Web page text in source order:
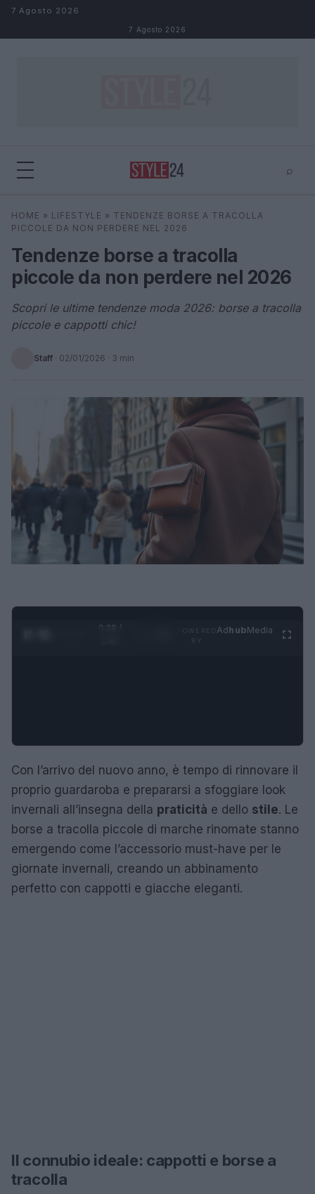
Salta al contenuto
7 Agosto 2026
7 Agosto 2026
⌕
Cerca
HOME » LIFESTYLE » TENDENZE BORSE A TRACOLLA
PICCOLE DA NON PERDERE NEL 2026
Tendenze borse a tracolla
piccole da non perdere nel 2026
Scopri le ultime tendenze moda 2026: borse a tracolla
piccole e cappotti chic!
Staff · 02/01/2026 · 3 min
0:29 /
AdhubMedia
Con l’arrivo del nuovo anno, è tempo di rinnovare il
proprio guardaroba e prepararsi a sfoggiare look
invernali all’insegna della praticità e dello stile. Le
borse a tracolla piccole di marche rinomate stanno
emergendo come l’accessorio must-have per le
giornate invernali, creando un abbinamento
perfetto con cappotti e giacche eleganti.
Il connubio ideale: cappotti e borse a
tracolla